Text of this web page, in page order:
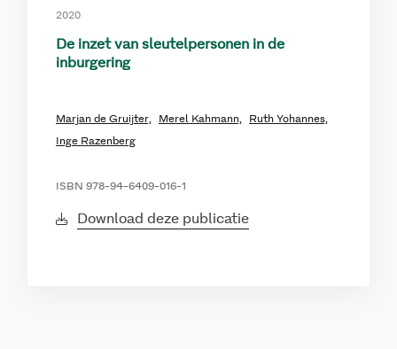
2020
De inzet van sleutelpersonen in de
inburgering
Marjan de Gruijter, Merel Kahmann, Ruth Yohannes,
Inge Razenberg
ISBN 978-94-6409-016-1
Download deze publicatie